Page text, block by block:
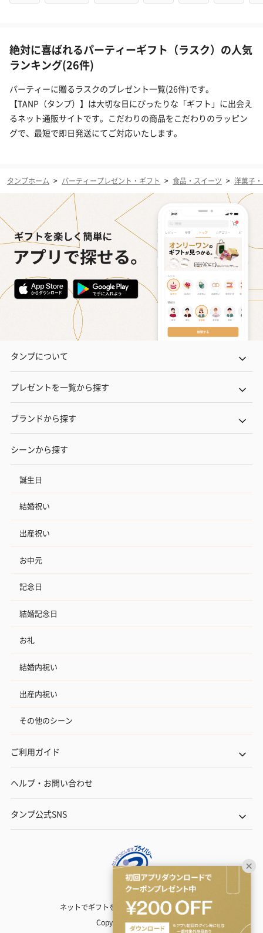
絶対に喜ばれるパーティーギフト（ラスク）の人気
ランキング(26件)
パーティーに贈るラスクのプレゼント一覧(26件)です。
【TANP（タンプ）】は大切な日にぴったりな「ギフト」に出会え
るネット通販サイトです。こだわりの商品をこだわりのラッピン
グで、最短で即日発送にてご対応いたします。
タンプホーム > パーティープレゼント・ギフト > 食品・スイーツ > 洋菓子
タンプについて
プレゼントを一覧から探す
ブランドから探す
シーンから探す
誕生日
結婚祝い
出産祝い
お中元
記念日
結婚記念日
お礼
結婚内祝い
出産内祝い
その他のシーン
ご利用ガイド
ヘルプ・お問い合わせ
タンプ公式SNS
ネットでギフトを贈るなら | TANP（タンプ）
Copyright© TANP Inc.